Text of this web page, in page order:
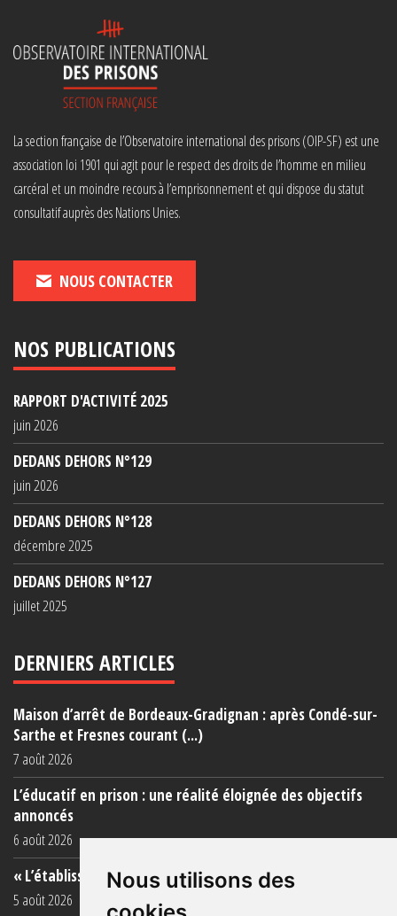
Nous utilisons des
La section française de l’Observatoire international des prisons (OIP-SF) est une
association loi 1901 qui agit pour le respect des droits de l’homme en milieu
carcéral et un moindre recours à l’emprisonnement et qui dispose du statut
consultatif auprès des Nations Unies.
NOUS CONTACTER
NOS PUBLICATIONS
RAPPORT D'ACTIVITÉ 2025
juin 2026
DEDANS DEHORS N°129
juin 2026
DEDANS DEHORS N°128
décembre 2025
DEDANS DEHORS N°127
juillet 2025
DERNIERS ARTICLES
Maison d’arrêt de Bordeaux-Gradignan : après Condé-sur-
Sarthe et Fresnes courant (...)
7 août 2026
L’éducatif en prison : une réalité éloignée des objectifs
annoncés
6 août 2026
« L’établissement est une porcherie totale »
5 août 2026